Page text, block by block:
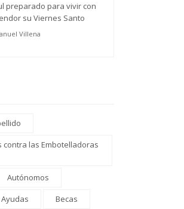
preparado para vivir con
su Viernes Santo
Villena
contra las Embotelladoras
Autónomos
Ayudas
Becas